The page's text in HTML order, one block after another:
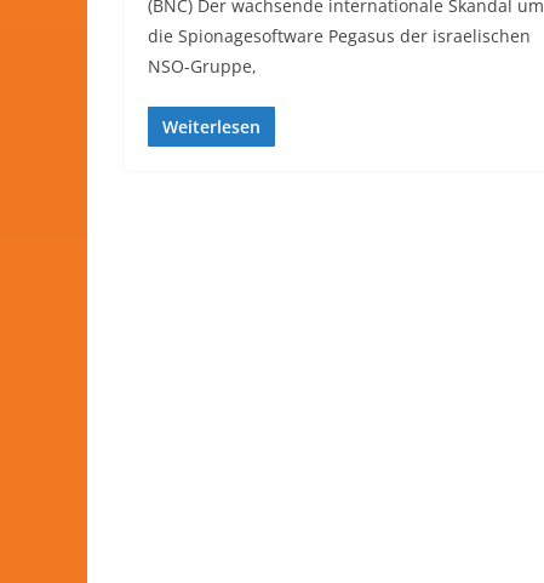
(BNC) Der wachsende internationale Skandal um
die Spionagesoftware Pegasus der israelischen
NSO-Gruppe,
Weiterlesen